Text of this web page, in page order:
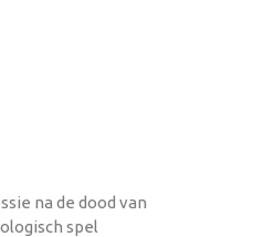
na de dood van
spel